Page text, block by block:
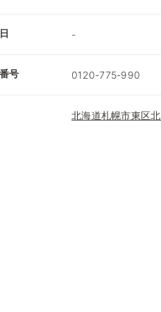
-
号 0120-775-990
北海道札幌市東区